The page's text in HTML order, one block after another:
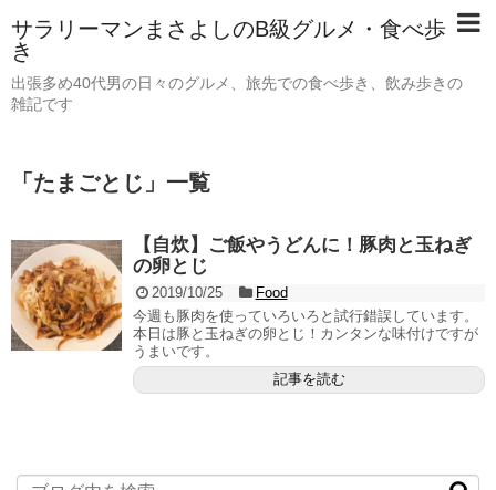
サラリーマンまさよしのB級グルメ・食べ歩
き
出張多め40代男の日々のグルメ、旅先での食べ歩き、飲み歩きの
雑記です
「 たまごとじ 」 一覧
【自炊】ご飯やうどんに！豚肉と玉ねぎ
の卵とじ
2019/10/25
Food
今週も豚肉を使っていろいろと試行錯誤しています。
本日は豚と玉ねぎの卵とじ！カンタンな味付けですが
うまいです。
記事を読む